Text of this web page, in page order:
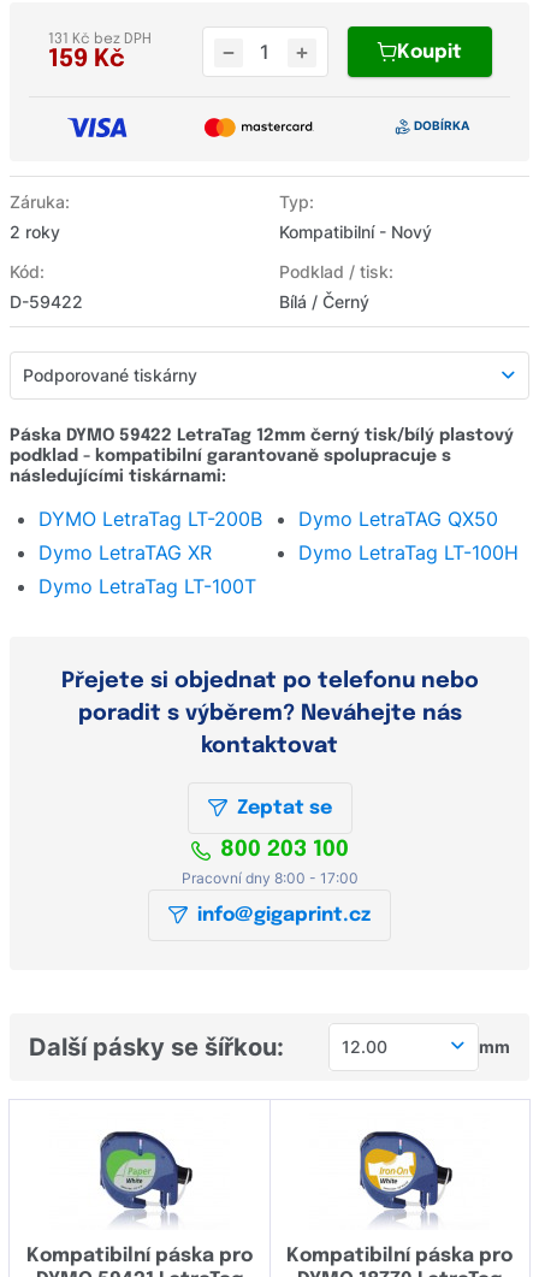
Záruka:
2 roky
Typ:
Kompatibilní - Nový
Kód:
D-59422
Podklad / tisk:
Bílá / Černý
159 Kč
131 Kč bez DPH
Koupit
Podporované tiskárny
Detailní popis
Hodnocení produktu
Hodnocení e-shopu
Zeptat se
Páska DYMO 59422 LetraTag 12mm černý tisk/bílý plastový
podklad - kompatibilní garantovaně spolupracuje s
následujícími tiskárnami:
DYMO LetraTag LT-200B
Dymo LetraTAG QX50
Dymo LetraTAG XR
Dymo LetraTag LT-100H
Dymo LetraTag LT-100T
Přejete si objednat po telefonu nebo
poradit s výběrem? Neváhejte nás
kontaktovat
Zeptat se
800 203 100
Pracovní dny 8:00 - 17:00
info@gigaprint.cz
Další pásky se šířkou: 12.00 mm
Kompatibilní páska pro
Kompatibilní páska pro